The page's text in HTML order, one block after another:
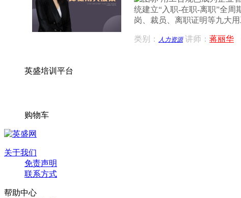
统建立“入职-在职-离职”全
岗、裁员、离职证明等九大
类别： 人力资源讲师： 蒋丽华
英盛培训平台
购物车
关于我们
免责声明
联系方式
帮助中心